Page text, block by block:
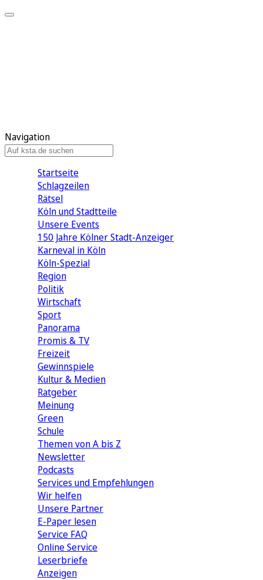
Navigation
Startseite
Schlagzeilen
Rätsel
Köln und Stadtteile
Unsere Events
150 Jahre Kölner Stadt-Anzeiger
Karneval in Köln
Köln-Spezial
Region
Politik
Wirtschaft
Sport
Panorama
Promis & TV
Freizeit
Gewinnspiele
Kultur & Medien
Ratgeber
Meinung
Green
Schule
Themen von A bis Z
Newsletter
Podcasts
Services und Empfehlungen
Wir helfen
Unsere Partner
E-Paper lesen
Service FAQ
Online Service
Leserbriefe
Anzeigen